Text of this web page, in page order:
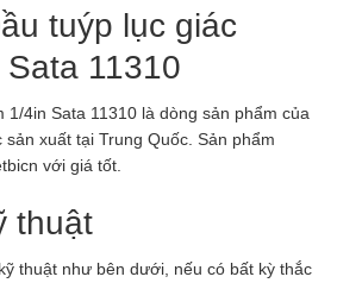
tuýp lục giác
11310
4in Sata 11310 là dòng sản phẩm của
xuất tại Trung Quốc. Sản phẩm
với giá tốt.
thuật
thuật như bên dưới, nếu có bất kỳ thắc